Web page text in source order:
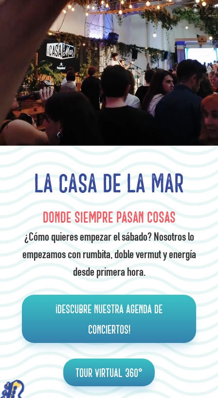
LA CASA DE LA MAR
Donde siempre pasan cosas
¿Cómo quieres empezar el sábado? Nosotros lo
empezamos con rumbita, doble vermut y energía
desde primera hora.
¡Descubre nuestra agenda de
conciertos!
Tour Virtual 360°